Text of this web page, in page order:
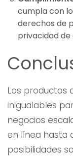
cumpla con
derechos de
privacidad de
Los productos
inigualables
negocios
en línea hasta
posibilidades